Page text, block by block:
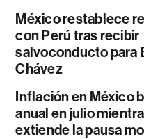
México restablece
con Perú tras recibir
salvoconducto para
Chávez
Inflación en México
anual en julio
extiende la pausa